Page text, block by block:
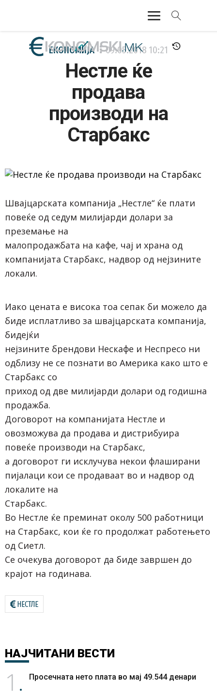
АКТУЕЛНО
ЕКОНОМИЈА
БАНКАРСТВО
МОЗАИК
ЕКОНОМИЈА 09.05.2018 10:21
Нестле ќе
продава
производи на
Старбакс
Швајцарската компанија „Нестле“ ќе плати
повеќе од седум милијарди долари за
преземање на
малопродажбата на кафе, чај и храна од
компанијата Старбакс, надвор од нејзините
локали.
Иако цената е висока тоа сепак би можело да
биде исплатливо за швајцарската компанија,
бидејќи
нејзините брендови Нескафе и Неспресо ни
одблизу не се познати во Америка како што е
Старбакс со
приход од две милијарди долари од годишна
продажба.
Договорот на компанијата Нестле и
овозможува да продава и дистрибуира
повеќе производи на Старбакс,
а договорот ги исклучува некои флаширани
пијалаци кои се продаваат во и надвор од
локалите на
Старбакс.
Во Нестле ќе преминат околу 500 работници
на Старбакс, кои ќе го продолжат работењето
од Сиетл.
Се очекува договорот да биде завршен до
крајот на годинава.
НЕСТЛЕ
НАЈЧИТАНИ ВЕСТИ
1 Просечната нето плата во мај 49.544 денари